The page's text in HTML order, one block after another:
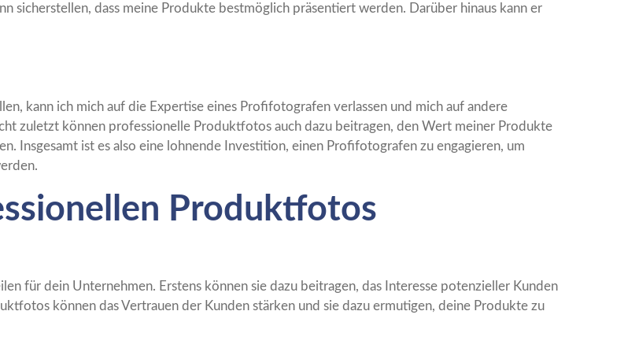
sicherstellen, dass meine Produkte bestmöglich präsentiert werden. Darüber hinaus kann er
kann ich mich auf die Expertise eines Profifotografen verlassen und mich auf andere
zuletzt können professionelle Produktfotos auch dazu beitragen, den Wert meiner Produkte
Insgesamt ist es also eine lohnende Investition, einen Profifotografen zu engagieren, um
Produktfotos
für dein Unternehmen. Erstens können sie dazu beitragen, das Interesse potenzieller Kunden
können das Vertrauen der Kunden stärken und sie dazu ermutigen, deine Produkte zu